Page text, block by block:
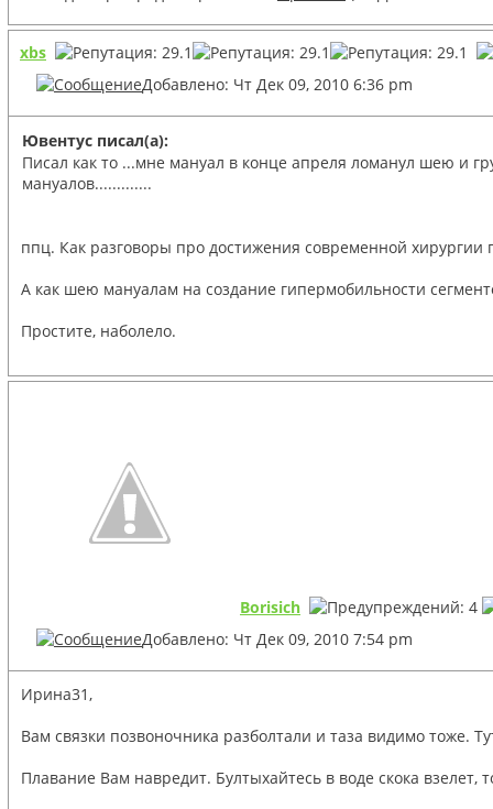
xbs
Добавлено: Чт Дек 09, 2010 6:36 pm
Ювентус писал(а):
Писал как то ...мне мануал в конце апреля ломанул шею и
мануалов.............
ппц. Как разговоры про достижения современной хирургии
А как шею мануалам на создание гипермобильности
Простите, наболело.
Borisich
Добавлено: Чт Дек 09, 2010 7:54 pm
Ирина31,
Вам связки позвоночника разболтали и таза видимо тоже.
Плавание Вам навредит. Бултыхайтесь в воде скока